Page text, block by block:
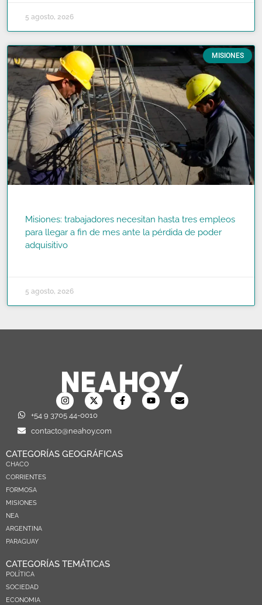
5 agosto, 2026
MISIONES
Misiones: trabajadores necesitan hasta tres empleos
para llegar a fin de mes ante la pérdida de poder
adquisitivo
5 agosto, 2026
+54 9 3705 44-0010
contacto@neahoy.com
CATEGORÍAS GEOGRÁFICAS
CHACO
CORRIENTES
FORMOSA
MISIONES
NEA
ARGENTINA
PARAGUAY
CATEGORÍAS TEMÁTICAS
POLÍTICA
SOCIEDAD
ECONOMIA